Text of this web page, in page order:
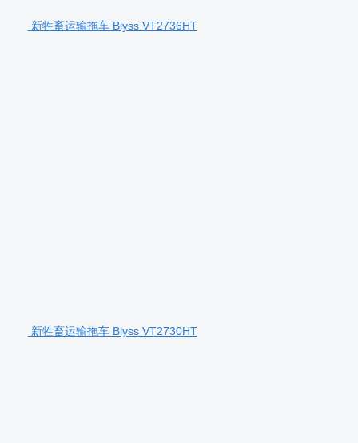
新牲畜运输拖车 Blyss VT2736HT
新牲畜运输拖车 Blyss VT2730HT